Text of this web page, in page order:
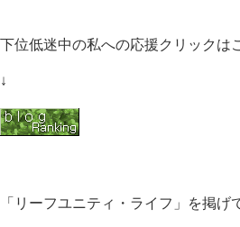
下位低迷中の私への応援クリックは
↓
「リーフユニティ・ライフ」を掲げ